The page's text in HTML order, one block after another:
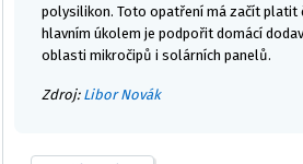
polysilikon. Toto opatření má začít platit
hlavním úkolem je podpořit domácí
oblasti mikročipů i solárních panelů.
Zdroj: Libor Novák